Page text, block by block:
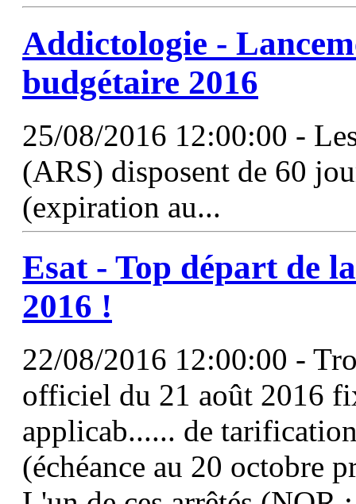
Addictologie -
budgétaire 2016
25/08/2016 12:00:00 -
(ARS) disposent de 60
(expiration au...
Esat - Top départ de
2016 !
22/08/2016 12:00:00 -
officiel du 21 août 2016
applicab...... de
(échéance au 20 octobre